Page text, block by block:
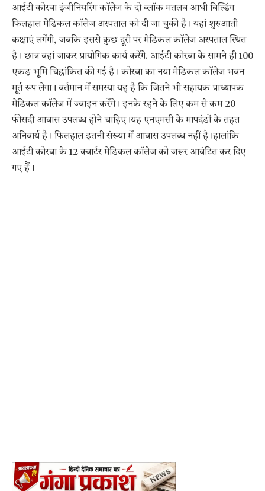
आईटी कोरबा इंजीनियरिंग कॉलेज के दो ब्लॉक मतलब आधी बिल्डिंग
फिलहाल मेडिकल कॉलेज अस्पताल को दी जा चुकी है। यहां शुरुआती
कक्षाएं लगेंगी, जबकि इससे कुछ दूरी पर मेडिकल कॉलेज अस्पताल स्थित
है। छात्र वहां जाकर प्रायोगिक कार्य करेंगे. आईटी कोरबा के सामने ही 100
एकड़ भूमि चिह्नांकित की गई है। कोरबा का नया मेडिकल कॉलेज भवन
मूर्त रूप लेगा। वर्तमान में समस्या यह है कि जितने भी सहायक प्राध्यापक
मेडिकल कॉलेज में ज्वाइन करेंगे। इनके रहने के लिए कम से कम 20
फीसदी आवास उपलब्ध होने चाहिए।यह एनएमसी के मापदंडों के तहत
अनिवार्य है। फिलहाल इतनी संख्या में आवास उपलब्ध नहीं है।हालांकि
आईटी कोरबा के 12 क्वार्टर मेडिकल कॉलेज को जरूर आवंटित कर दिए
गए हैं।